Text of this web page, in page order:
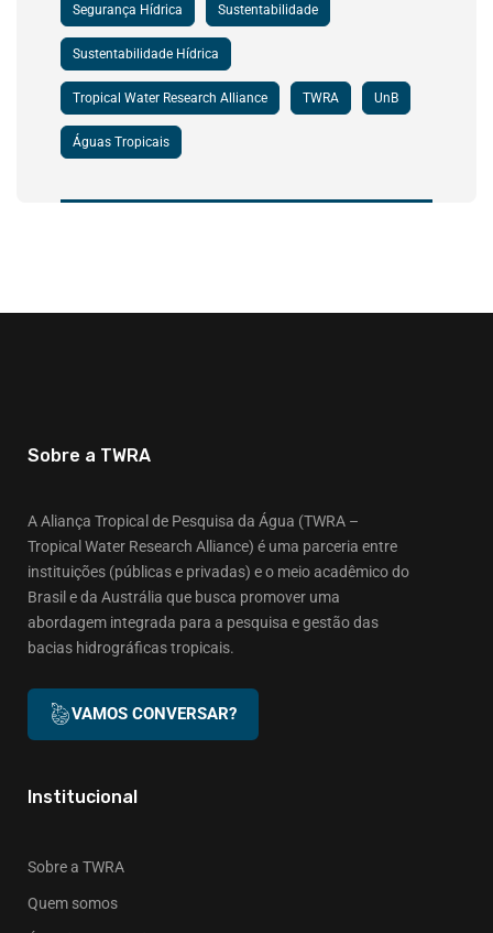
Segurança Hídrica Sustentabilidade
Sustentabilidade Hídrica
Tropical Water Research Alliance TWRA UnB
Águas Tropicais
Sobre a TWRA
A Aliança Tropical de Pesquisa da Água (TWRA –
Tropical Water Research Alliance) é uma parceria entre
instituições (públicas e privadas) e o meio acadêmico do
Brasil e da Austrália que busca promover uma
abordagem integrada para a pesquisa e gestão das
bacias hidrográficas tropicais.
VAMOS CONVERSAR?
Institucional
Sobre a TWRA
Quem somos